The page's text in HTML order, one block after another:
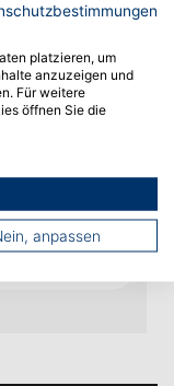
wird Klaus
platzieren, um
anzuzeigen und
Für weitere
öffnen Sie die
anpassen